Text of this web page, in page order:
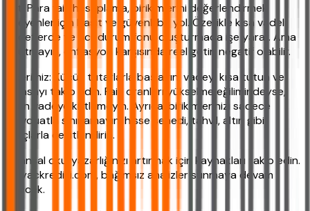
Artı Para faiz hesaplama, birikimlerini değerlendirmek
isteyenler için basit ve güvenli bir yol. Özellikle kısa vadeli
hedeflerde ve acil durum fonu oluşturmada işe yarar. Ama
unutmayın, enflasyon karşısında reel getiri negatif olabilir.
Önerimiz: Küçük tutarlarla başlayın, vadeyi kısa tutun ve
piyasayı takip edin. Faiz oranları yükselme eğilimindeyse,
uzun vadeye kilitlemeyin. Ayrıca, birikimlerinizi sadece
mevduatla sınırlamayın; hisse senedi, tahvil, altın gibi
araçlarla çeşitlendirin.
Finansal okuryazarlığınızı artırmak için kaynakları takip edin.
ihtiyackredisi.com, bağımsız analizler sunmaya devam
edecek.